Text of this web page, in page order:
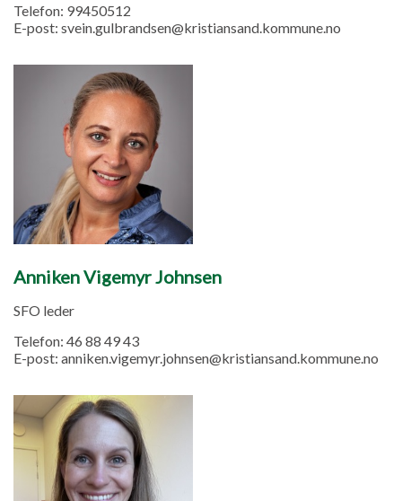
Telefon: 99450512
E-post: svein.gulbrandsen@kristiansand.kommune.no
Anniken Vigemyr Johnsen
SFO leder
Telefon: 46 88 49 43
E-post: anniken.vigemyr.johnsen@kristiansand.kommune.no